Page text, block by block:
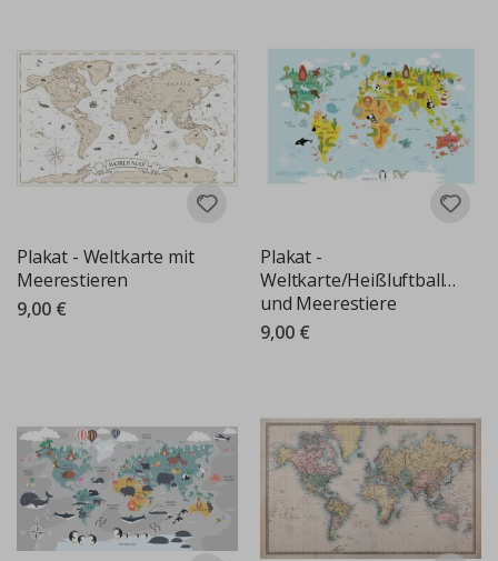
Plakat - Weltkarte mit
Meerestieren
9,00 €
Plakat -
Weltkarte/Heißluftballons
und Meerestiere
9,00 €